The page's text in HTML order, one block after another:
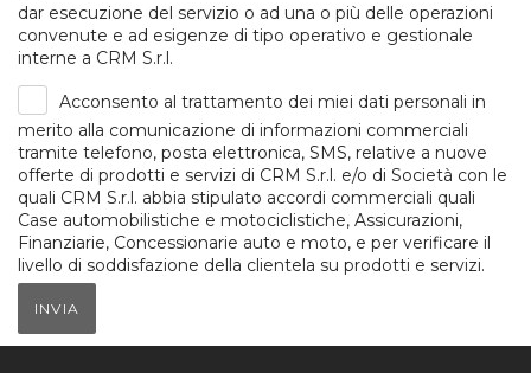
dar esecuzione del servizio o ad una o più delle operazioni
convenute e ad esigenze di tipo operativo e gestionale
interne a CRM S.r.l.
Acconsento al trattamento dei miei dati personali in
merito alla comunicazione di informazioni commerciali
tramite telefono, posta elettronica, SMS, relative a nuove
offerte di prodotti e servizi di CRM S.r.l. e/o di Società con le
quali CRM S.r.l. abbia stipulato accordi commerciali quali
Case automobilistiche e motociclistiche, Assicurazioni,
Finanziarie, Concessionarie auto e moto, e per verificare il
livello di soddisfazione della clientela su prodotti e servizi.
INVIA